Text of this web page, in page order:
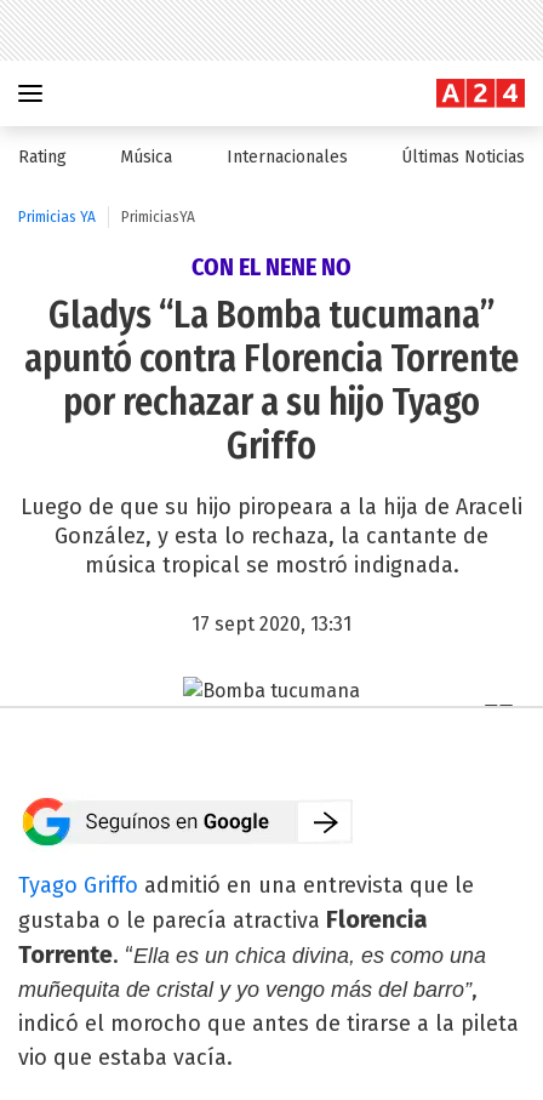
Rating Música Internacionales Últimas Noticias
Primicias YA PrimiciasYA
CON EL NENE NO
Gladys “La Bomba tucumana”
apuntó contra Florencia Torrente
por rechazar a su hijo Tyago
Griffo
Luego de que su hijo piropeara a la hija de Araceli
González, y esta lo rechaza, la cantante de
música tropical se mostró indignada.
17 sept 2020, 13:31
Tyago Griffo admitió en una entrevista que le
gustaba o le parecía atractiva Florencia
Torrente. “Ella es un chica divina, es como una
muñequita de cristal y yo vengo más del barro”,
indicó el morocho que antes de tirarse a la pileta
vio que estaba vacía.